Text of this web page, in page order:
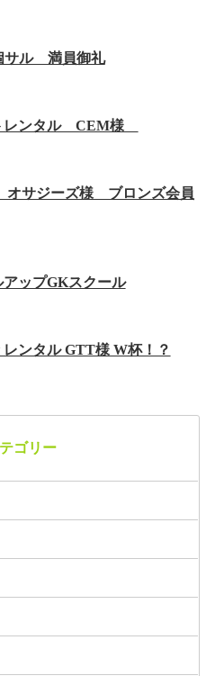
サル 満員御礼
レンタル CEM様
サジーズ様 ブロンズ会員
アップGKスクール
レンタル GTT様 W杯！？
ゴリー